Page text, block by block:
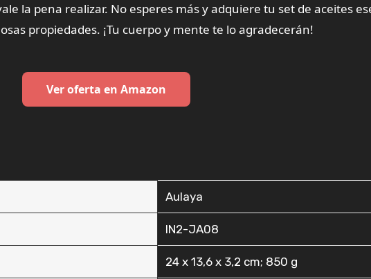
la pena realizar. No esperes más y adquiere tu set de aceites
propiedades. ¡Tu cuerpo y mente te lo agradecerán!
Ver oferta en Amazon
‎Aulaya
‎IN2-JA08
‎24 x 13,6 x 3,2 cm; 850 g